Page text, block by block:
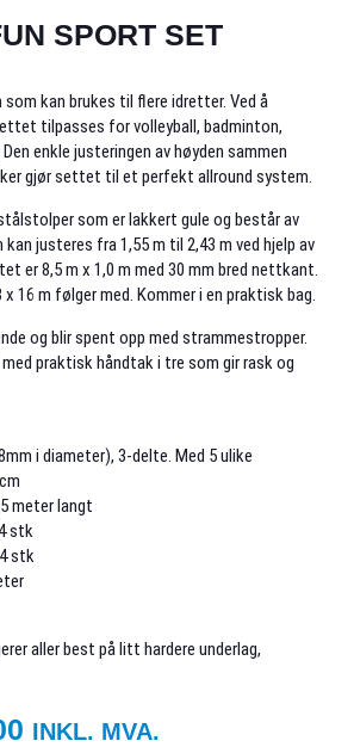
SPORT SET
kan brukes til flere idretter. Ved å
tilpasses for volleyball, badminton,
enkle justeringen av høyden sammen
gjør settet til et perfekt allround system.
som er lakkert gule og består av
kan justeres fra 1,55 m til 2,43 m ved hjelp av
er 8,5 m x 1,0 m med 30 mm bred nettkant.
16 m følger med. Kommer i en praktisk bag.
og blir spent opp med strammestropper.
praktisk håndtak i tre som gir rask og
i diameter), 3-delte. Med 5 ulike
meter langt
stk
stk
aller best på litt hardere underlag,
INKL. MVA.